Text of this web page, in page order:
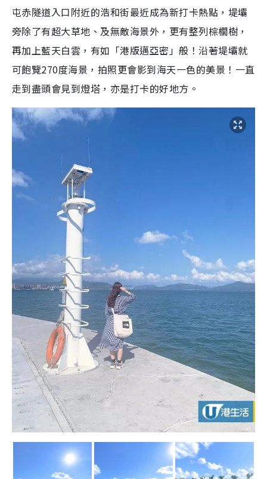
屯赤隧道入口附近的浩和街最近成為新打卡熱點，堤壩
旁除了有超大草地、及無敵海景外，更有整列棕櫚樹，
再加上藍天白雲，有如「港版邁亞密」般！沿著堤壩就
可飽覽270度海景，拍照更會影到海天一色的美景！一直
走到盡頭會見到燈塔，亦是打卡的好地方。